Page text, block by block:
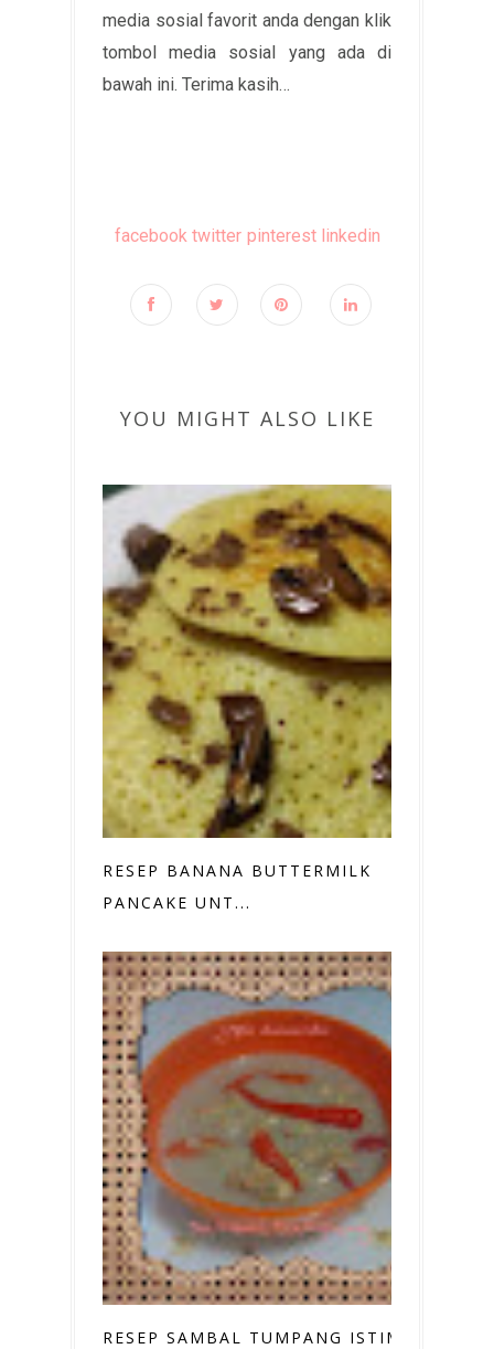
media sosial favorit anda dengan klik
tombol media sosial yang ada di
bawah ini. Terima kasih…
facebook twitter pinterest linkedin
YOU MIGHT ALSO LIKE
RESEP BANANA BUTTERMILK
PANCAKE UNT...
RESEP SAMBAL TUMPANG ISTIMEWA